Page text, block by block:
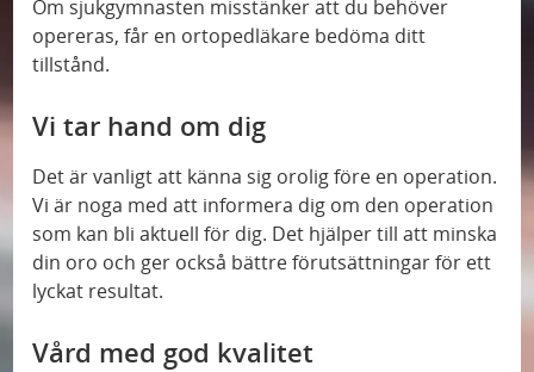
Om sjukgymnasten misstänker att du behöver
opereras, får en ortopedläkare bedöma ditt
tillstånd.
Vi tar hand om dig
Det är vanligt att känna sig orolig före en operation.
Vi är noga med att informera dig om den operation
som kan bli aktuell för dig. Det hjälper till att minska
din oro och ger också bättre förutsättningar för ett
lyckat resultat.
Vård med god kvalitet